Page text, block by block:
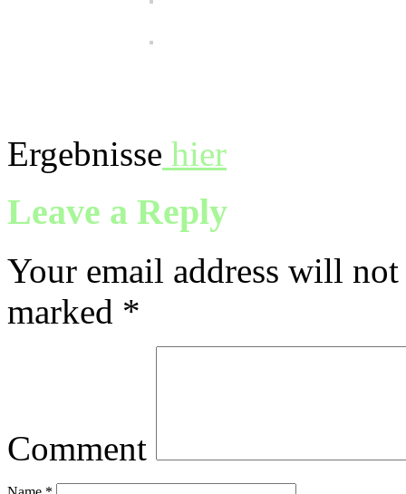
Ergebnisse hier
Leave a Reply
Your email address will
marked *
Comment